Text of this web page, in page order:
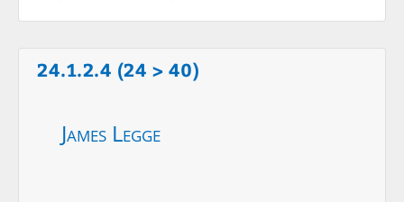
24.1.2.4 (24 > 40)
James Legge